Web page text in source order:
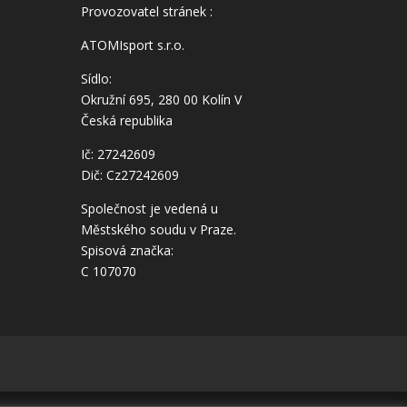
Provozovatel stránek :
ATOMIsport s.r.o.
Sídlo:
Okružní 695, 280 00 Kolín V
Česká republika
Ič: 27242609
Dič: Cz27242609
Společnost je vedená u
Městského soudu v Praze.
Spisová značka:
C 107070